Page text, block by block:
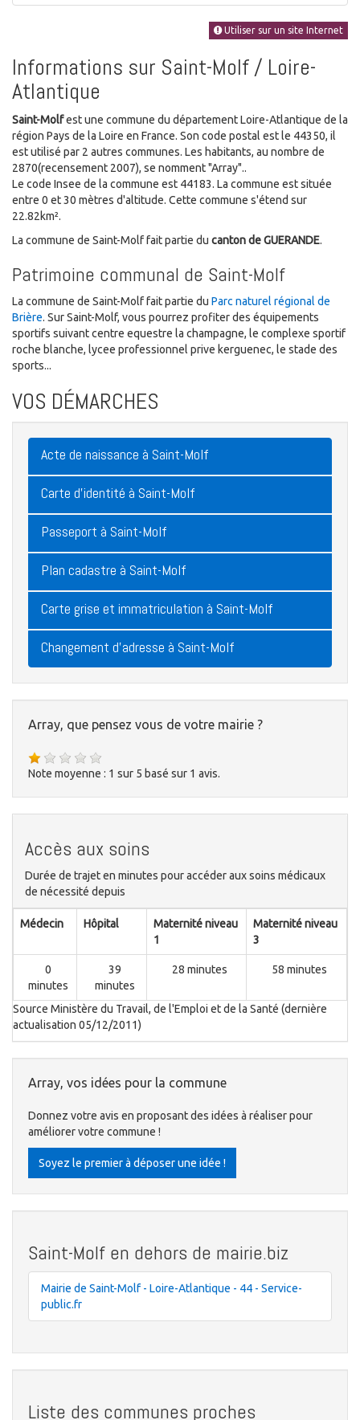
Utiliser sur un site Internet
Informations sur Saint-Molf / Loire-
Atlantique
Saint-Molfest une commune du département Loire-Atlantique de la
région Pays de la Loire en France. Son code postal est le 44350, il
est utilisé par 2 autres communes. Les habitants, au nombre de
2870(recensement 2007), se nomment "Array"..
Le code Insee de la commune est 44183. La commune est située
entre 0 et 30 mètres d'altitude. Cette commune s'étend sur
22.82km².
La commune de Saint-Molf fait partie du canton de GUERANDE.
Patrimoine communal de Saint-Molf
La commune de Saint-Molf fait partie du Parc naturel régional de
Brière. Sur Saint-Molf, vous pourrez profiter des équipements
sportifs suivant centre equestre la champagne, le complexe sportif
roche blanche, lycee professionnel prive kerguenec, le stade des
sports...
VOS DÉMARCHES
Acte de naissance à Saint-Molf
Carte d'identité à Saint-Molf
Passeport à Saint-Molf
Plan cadastre à Saint-Molf
Carte grise et immatriculation à Saint-Molf
Changement d'adresse à Saint-Molf
Array, que pensez vous de votre mairie ?
Note moyenne : 1 sur 5 basé sur 1 avis.
Accès aux soins
Durée de trajet en minutes pour accéder aux soins médicaux
de nécessité depuis
Médecin Hôpital
Maternité niveau
1
Maternité niveau
3
0
minutes
39
minutes
28 minutes 58 minutes
Source Ministère du Travail, de l'Emploi et de la Santé (dernière
actualisation 05/12/2011)
Array, vos idées pour la commune
Donnez votre avis en proposant des idées à réaliser pour
améliorer votre commune !
Soyez le premier à déposer une idée !
Saint-Molf en dehors de mairie.biz
Mairie de Saint-Molf - Loire-Atlantique - 44 - Service-
public.fr
Liste des communes proches